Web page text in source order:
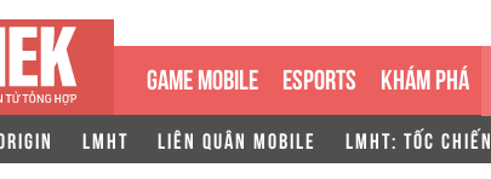
GAME MOBILE ESPORTS KHÁM PHÁ
LMHT LIÊN QUÂN MOBILE LMHT: TỐC CHIẾN